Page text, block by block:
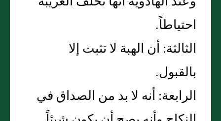
احتياطاً.
الثالثة: أن الهبة لا تثبت إلا
بالقبول.
الرابعة: أنه لا بد من الصداق في